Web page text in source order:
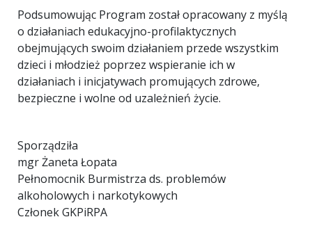
Podsumowując Program został opracowany z myślą
o działaniach edukacyjno-profilaktycznych
obejmujących swoim działaniem przede wszystkim
dzieci i młodzież poprzez wspieranie ich w
działaniach i inicjatywach promujących zdrowe,
bezpieczne i wolne od uzależnień życie.
Sporządziła
mgr Żaneta Łopata
Pełnomocnik Burmistrza ds. problemów
alkoholowych i narkotykowych
Członek GKPiRPA